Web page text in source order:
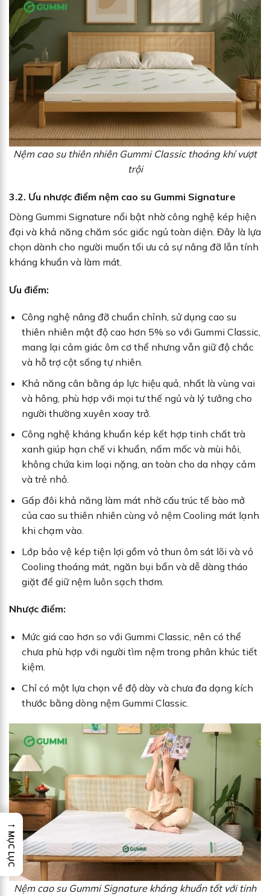
Nệm cao su thiên nhiên Gummi Classic thoáng khí vượt
trội
3.2. Ưu nhược điểm nệm cao su Gummi Signature
Dòng Gummi Signature nổi bật nhờ công nghệ kép hiện
đại và khả năng chăm sóc giấc ngủ toàn diện. Đây là lựa
chọn dành cho người muốn tối ưu cả sự nâng đỡ lẫn tính
kháng khuẩn và làm mát.
Ưu điểm:
Công nghệ nâng đỡ chuẩn chỉnh, sử dụng cao su
thiên nhiên mật độ cao hơn 5% so với Gummi Classic,
mang lại cảm giác ôm cơ thể nhưng vẫn giữ độ chắc
và hỗ trợ cột sống tự nhiên.
Khả năng cân bằng áp lực hiệu quả, nhất là vùng vai
và hông, phù hợp với mọi tư thế ngủ và lý tưởng cho
người thường xuyên xoay trở.
Công nghệ kháng khuẩn kép kết hợp tinh chất trà
xanh giúp hạn chế vi khuẩn, nấm mốc và mùi hôi,
không chứa kim loại nặng, an toàn cho da nhạy cảm
và trẻ nhỏ.
Gấp đôi khả năng làm mát nhờ cấu trúc tế bào mở
của cao su thiên nhiên cùng vỏ nệm Cooling mát lạnh
khi chạm vào.
Lớp bảo vệ kép tiện lợi gồm vỏ thun ôm sát lõi và vỏ
Cooling thoáng mát, ngăn bụi bẩn và dễ dàng tháo
giặt để giữ nệm luôn sạch thơm.
Nhược điểm:
Mức giá cao hơn so với Gummi Classic, nên có thể
chưa phù hợp với người tìm nệm trong phân khúc tiết
kiệm.
Chỉ có một lựa chọn về độ dày và chưa đa dạng kích
thước bằng dòng nệm Gummi Classic.
Nệm cao su Gummi Signature kháng khuẩn tốt với tinh
→
MỤC LỤC